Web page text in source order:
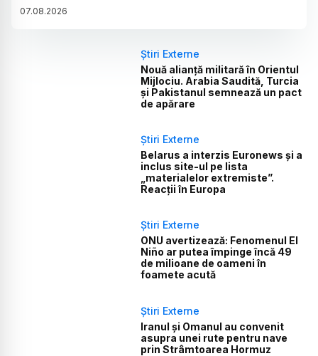
07.08.2026
Știri Externe
Nouă alianță militară în Orientul
Mijlociu. Arabia Saudită, Turcia
și Pakistanul semnează un pact
de apărare
Știri Externe
Belarus a interzis Euronews și a
inclus site-ul pe lista
„materialelor extremiste”.
Reacții în Europa
Știri Externe
ONU avertizează: Fenomenul El
Niño ar putea împinge încă 49
de milioane de oameni în
foamete acută
Știri Externe
Iranul și Omanul au convenit
asupra unei rute pentru nave
prin Strâmtoarea Hormuz